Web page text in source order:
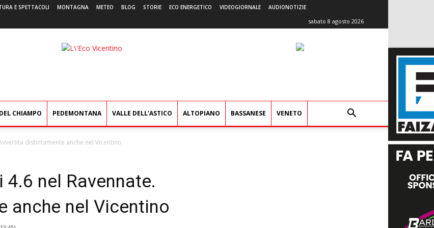
E SPETTACOLI MONTAGNA METEO BLOG STORIE ECO ENERGETICO VIDEOGIORNALE AUDIONOTIZIE
sabato 8 agosto 2026
L'Eco
CHIAMPO PEDEMONTANA VALLE DELL’ASTICO ALTOPIANO BASSANESE VENETO
distintamente anche nel Vicentino
nel Ravennate.
anche nel Vicentino